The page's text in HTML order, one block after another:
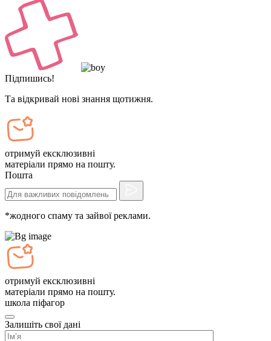
Підпишись!
Та відкривай нові знання щотижня.
отримуй ексклюзивні
матеріали прямо на пошту.
Пошта
*жодного спаму та зайвої реклами.
отримуй ексклюзивні
матеріали прямо на пошту.
школа піфагор
Залишіть свої дані